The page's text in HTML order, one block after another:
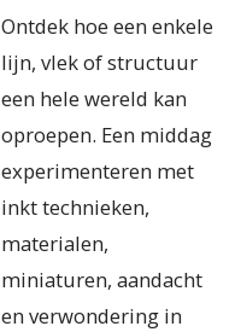
Ontdek hoe een enkele
lijn, vlek of structuur
een hele wereld kan
oproepen. Een middag
experimenteren met
inkt technieken,
materialen,
miniaturen, aandacht
en verwondering in